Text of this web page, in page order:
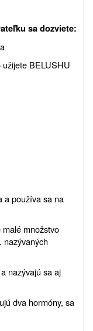
sa dozviete:
BELUSHU
a používa sa na
množstvo
nazývaných
nazývajú sa aj
dva hormóny, sa